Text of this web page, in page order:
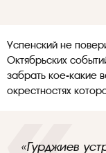
Успенский не
Октябрьских
забрать кое-какие
окрестностях
«Гурджиев